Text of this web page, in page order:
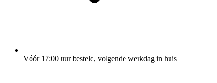
Vóór 17:00 uur besteld, volgende werkdag in huis